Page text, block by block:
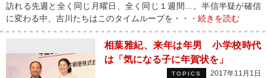
訪れる先週と全く同じ月曜日、全く同じ１週間…。半信半疑が確信
に変わる中、吉川たちはこのタイムループを・・・ 続きを読む
相葉雅紀、来年は年男 小学校時代
は「気になる子に年賀状を」
TOPICS 2017年11月1日